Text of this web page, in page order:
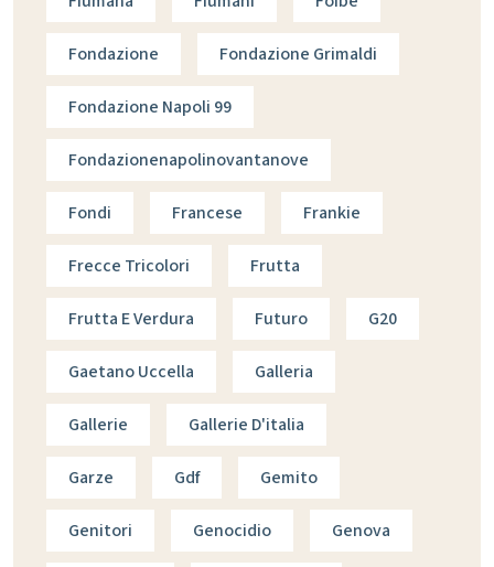
Fondazione Fondazione Grimaldi
Fondazione Napoli 99
Fondazionenapolinovantanove
Fondi Francese Frankie
Frecce Tricolori Frutta
Frutta E Verdura Futuro G20
Gaetano Uccella Galleria
Gallerie Gallerie D'italia
Garze Gdf Gemito
Genitori Genocidio Genova